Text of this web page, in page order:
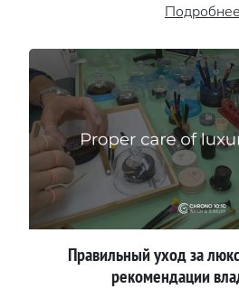
Подробнее
Правильный уход за
рекомендации